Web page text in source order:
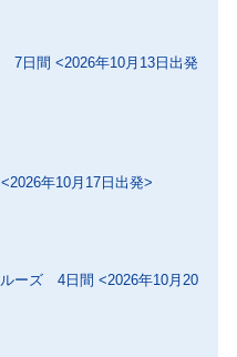
7日間 <2026年10月13日出発
年10月17日出発>
ーズ 4日間 <2026年10月20